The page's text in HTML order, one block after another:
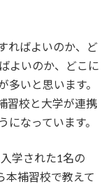
ればよいのか、ど
よいのか、どこに
いと思います。
習校と大学が連携
なっています。
学された1名の
本補習校で教えて